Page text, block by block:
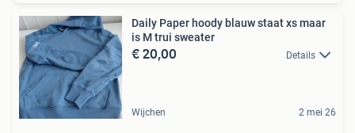
Daily Paper hoody blauw staat xs maar
is M trui sweater
€ 20,00 Details
Wijchen 2 mei 26